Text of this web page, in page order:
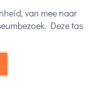
van mee naar
Deze tas